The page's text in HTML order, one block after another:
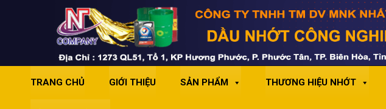
TRANG CHỦ GIỚI THIỆU SẢN PHẨM THƯƠNG HIỆU NHỚT